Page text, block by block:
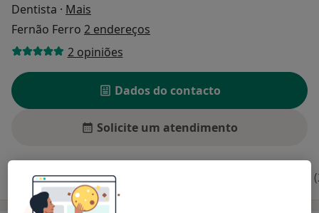
Dentista · Mais
Fernão Ferro 2 endereços
2 opiniões
Dados do contacto
Solicite um atendimento
Experiência Preços Opiniões